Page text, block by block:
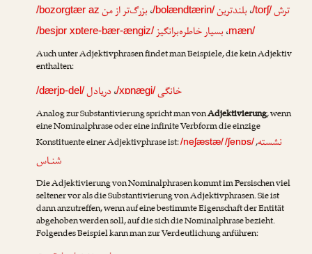
ترش/torʃ/،بلندترین/bolændtærin/،بزرگ‌تر از من /bozorgtær az
mæn/،بسیار خاطره‌برانگیز/besjɒr xɒtere-bær-ængiz/
Auch unter Adjektivphrasen findet man Beispiele, die kein Adjektiv
enthalten:
خانگی/xɒnægi/،دریادل/dærjɒ-del/
Analog zur Substantivierung spricht man vonAdjektivierung, wenn
eine Nominalphrase oder eine infinite Verbform die einzige
Konstituente einer Adjektivphrase ist:/neʃæstæ/ نشسته,
/ʃenɒs/
شنـاس
Die Adjektivierung von Nominalphrasen kommt im Persischen viel
seltener vor als die Substantivierung von Adjektivphrasen. Sie ist
dann anzutreffen, wenn auf eine bestimmte Eigenschaft der Entität
abgehoben werden soll, auf die sich die Nominalphrase bezieht.
Folgendes Beispiel kann man zur Verdeutlichung anführen: